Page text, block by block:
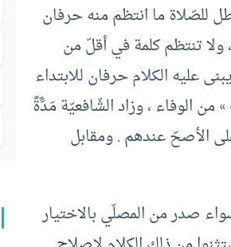
للصّلاة ما انتظم منه حرفان
ولا تنتظم كلمة في أقلّ من
عليه الكلام حرفان للابتداء
الوفاء ، وزاد الشّافعيّة مَدََّةً
الأصحّ عندهم . ومقابل
صدر من المصلّي بالاختيار